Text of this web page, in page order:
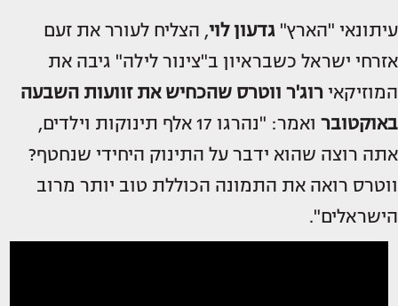
עיתונאי "הארץ" גדעון לוי, הצליח לעורר את זעם
אזרחי ישראל כשבראיון ב"צינור לילה" גיבה את
המוזיקאי רוג'ר ווטרס שהכחיש את זוועות השבעה
באוקטובר
ואמר: "נהרגו 17 אלף תינוקות וילדים,
אתה רוצה שהוא ידבר על התינוק היחידי שנחטף?
ווטרס רואה את התמונה הכוללת טוב יותר מרוב
הישראלים".